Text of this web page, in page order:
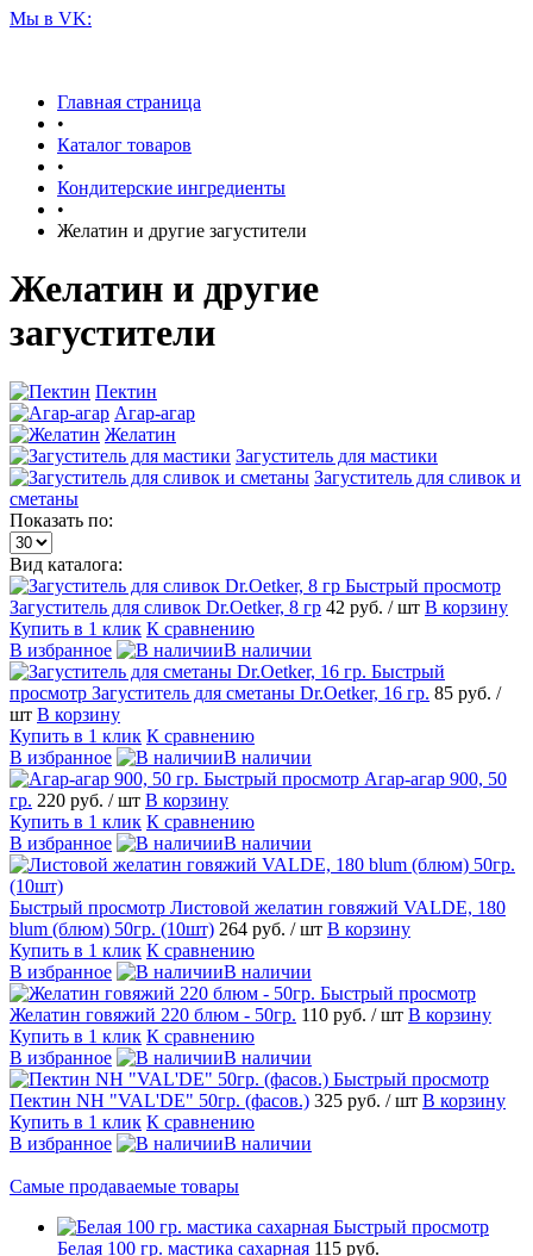
Мы в VK:
Главная страница
•
Каталог товаров
•
Кондитерские ингредиенты
•
Желатин и другие загустители
Желатин и другие
загустители
Пектин
Агар-агар
Желатин
Загуститель для мастики
Загуститель для сливок и
сметаны
Показать по:
Вид каталога:
Быстрый просмотр
Загуститель для сливок Dr.Oetker, 8 гр 42 руб. / шт В корзину
Купить в 1 клик К сравнению
В избранное
В наличии
Быстрый
просмотр Загуститель для сметаны Dr.Oetker, 16 гр. 85 руб. /
шт В корзину
Купить в 1 клик К сравнению
В избранное
В наличии
Быстрый просмотр Агар-агар 900, 50
гр. 220 руб. / шт В корзину
Купить в 1 клик К сравнению
В избранное
В наличии
Быстрый просмотр Листовой желатин говяжий VALDE, 180
blum (блюм) 50гр. (10шт) 264 руб. / шт В корзину
Купить в 1 клик К сравнению
В избранное
В наличии
Быстрый просмотр
Желатин говяжий 220 блюм - 50гр. 110 руб. / шт В корзину
Купить в 1 клик К сравнению
В избранное
В наличии
Быстрый просмотр
Пектин NH "VAL'DE" 50гр. (фасов.) 325 руб. / шт В корзину
Купить в 1 клик К сравнению
В избранное
В наличии
Самые продаваемые товары
Быстрый просмотр
Белая 100 гр. мастика сахарная 115 руб.